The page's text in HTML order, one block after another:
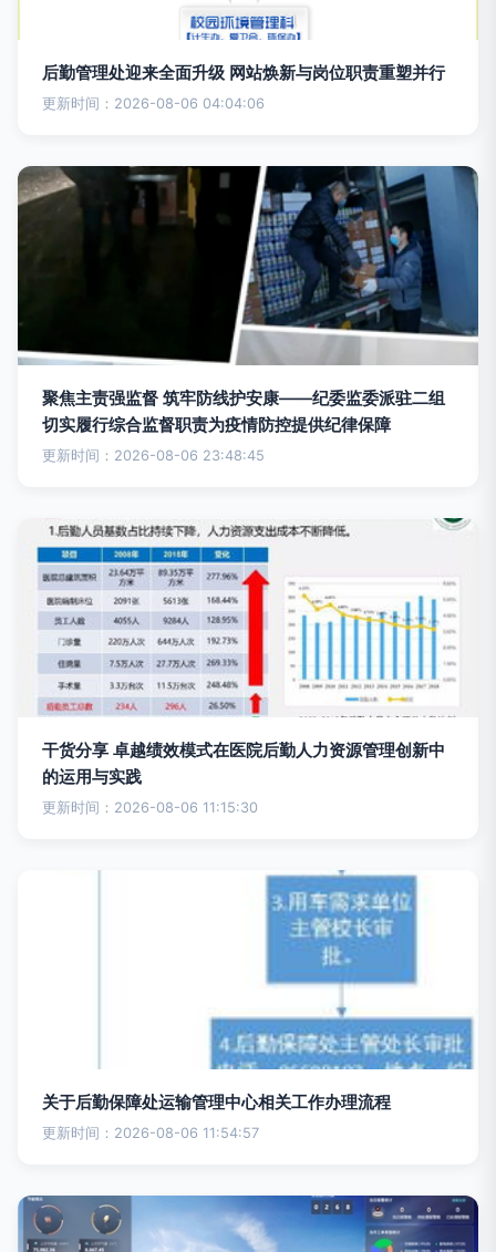
后勤管理处迎来全面升级 网站焕新与岗位职责重塑并行
更新时间：2026-08-06 04:04:06
聚焦主责强监督 筑牢防线护安康——纪委监委派驻二组
切实履行综合监督职责为疫情防控提供纪律保障
更新时间：2026-08-06 23:48:45
干货分享 卓越绩效模式在医院后勤人力资源管理创新中
的运用与实践
更新时间：2026-08-06 11:15:30
关于后勤保障处运输管理中心相关工作办理流程
更新时间：2026-08-06 11:54:57